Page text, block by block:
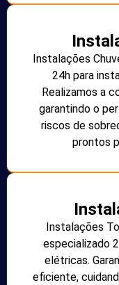
Instalações
24h para
Realizamos a
garantindo o
riscos de
prontos
Instalações
especializado
elétricas.
eficiente,